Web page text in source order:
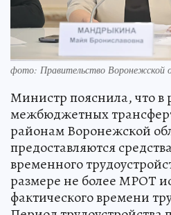
фото: Правительство Воронежской
Министр пояснила, что в
межбюджетных
районам Воронежской
предоставляются
временного
размере не более МРОТ
фактического времени